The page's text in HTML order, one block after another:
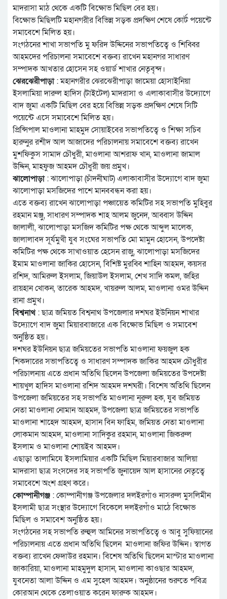
মাদরাসা মাঠ থেকে একটি বিক্ষোভ মিছিল বের হয়।
বিক্ষোভ মিছিলটি মহানগরীর বিভিন্ন সড়ক প্রদক্ষিণ শেষে কোর্ট পয়েন্টে
সমাবেশে মিলিত হয়।
সংগঠনের শাখা সভাপতি মু ফরিদ উদ্দিনের সভাপতিত্বে ও শিব্বির
আহমদের পরিচালনা সমাবেশে বক্তব্য রাখেন মহানগর সাধারণ
সম্পাদক আখতার হোসেন সহ ওয়ার্ড শাখার নেতৃবৃন্দ।
ঝেরঝেরীপাড়া: মহানগরীর ঝেরঝেরীপাড়া জামেয়া হোসাইনিয়া
ইসলামিয়া দারুল হাদিস (টাইটেল) মাদরাসা ও এলাকাবাসীর উদ্যোগে
বাদ জুমা একটি মিছিল বের হয়ে বিভিন্ন সড়ক প্রদক্ষিণ শেষে সিটি
পয়েন্টে এসে সমাবেশে মিলিত হয়।
প্রিন্সিপাল মাওলানা মাহমুদ সোয়াইবের সভাপতিত্বে ও শিক্ষা সচিব
হারুনুর রশীদ আল আজাদের পরিচালনায় সমাবেশে বক্তব্য রাখেন
মুশফিকুস সামাদ চৌধুরী, মাওলানা আশরাফ খান, মাওলানা জামাল
উদ্দিন, মাহফুজ আহমদ চৌধুরী জয় প্রমুখ।
ঝালোপাড়া: ঝালোপাড়া (চাঁদনীঘাট) এলাকাবাসীর উদ্যোগে বাদ জুমা
ঝালোপাড়া মসজিদের পাশে মানববন্ধন করা হয়।
এতে বক্তব্য রাখেন ঝালোপাড়া পঞ্চায়েত কমিটির সহ সভাপতি মুহিবুর
রহমান মঞ্জু, সাধারণ সম্পাদক শাহ আলম জুনেদ, আব্বাস উদ্দিন
জালালী, ঝালোপাড়া মসজিদ কমিটির পক্ষ থেকে আব্দুল মালেক,
জালালাবদ সূর্যমুখী যুব সংঘের সভাপতি মো মামুন হোসেন, উপদেষ্টা
কমিটির পক্ষ থেকে সাখাওয়াত হেসেন রাজু, ঝালোপাড়া মসজিদের
ইমাম মাওলানা জাকির হোসেন, বিশিষ্ট মুরব্বি শাহিন আহমদ, কয়সর
রশিদ, আমিরুল ইসলাম, জিয়াউল ইসলাম, শেখ সাদি কমল, জহির
রায়হান খোকন, তারেক আহমদ, খায়রুল আলম, মাওলানা ওমর উদ্দিন
রানা প্রমুখ।
বিশ্বনাথ: ছাত্র জমিয়ত বিশ্বনাথ উপজেলার দশঘর ইউনিয়ন শাখার
উদ্যোগে বাদ জুমা মিয়ারবাজারে এক বিক্ষোভ মিছিল ও সমাবেশ
অনুষ্ঠিত হয়।
দশঘর ইউনিয়ন ছাত্র জমিয়তের সভাপতি মাওলানা ফয়জুল হক
শিকদারের সভাপতিত্বে ও সাধারণ সম্পাদক জাকির আহমদ চৌধুরীর
পরিচালনায় এতে প্রধান অতিথি ছিলেন উপজেলা জমিয়তের উপদেষ্টা
শায়খুল হাদিস মাওলানা রশিদ আহমদ দশঘরী। বিশেষ অতিথি ছিলেন
উপজেলা জমিয়তের সহ সভাপতি মাওলানা নূরুল হক, যুব জমিয়ত
নেতা মাওলানা নোমান আহমদ, উপজেলা ছাত্র জমিয়তের সভাপতি
মাওলানা শাহেদ আহমদ, হাসান বিন ফাহিম, জমিয়ত নেতা মাওলানা
লোকমান আহমদ, মাওলানা সাদিকুর রহমান, মাওলানা জিকরুল
ইসলাম ও মাওলানা শোয়ইব আহমদ।
এছাড়া তালামিযে ইসলামিয়ার একটি মিছিল মিয়ারবাজার আলিয়া
মাদরাসা ছাত্র সংসদের সহ সভাপতি জুনায়েদ আল হাসানের নেতৃত্বে
সমাবেশে অংশ গ্রহণ করে।
কোম্পানীগঞ্জ : কোম্পানীগঞ্জ উপজেলার দলইরগাঁও নাসরুল মুসলিমীন
ইসলামী ছাত্র সংস্থার উদ্যোগে বিকেলে দলইরগাঁও মাঠে বিক্ষোভ
মিছিল ও সমাবেশ অনুষ্ঠিত হয়।
সংগঠনের সহ সভাপতি রুহুল আমিনের সভাপতিত্বে ও আবু সুফিয়ানের
পরিচালনায় এতে প্রধান অতিথি ছিলেন মাওলানা জফির উদ্দিন। স্বাগত
বক্তব্য রাখেন ফেদাউর রহমান। বিশেষ অতিথি ছিলেন মাস্টার মাওলানা
জাকারিয়া, মাওলানা মাহমুদুল হাসান, মাওলানা কাওছার আহমদ,
যুবনেতা আলা উদ্দিন ও এম সুহেল আহমদ। অনুষ্ঠানের শুরুতে পবিত্র
কোরআন থেকে তেলাওয়াত করেন ফারুক আহমদ।